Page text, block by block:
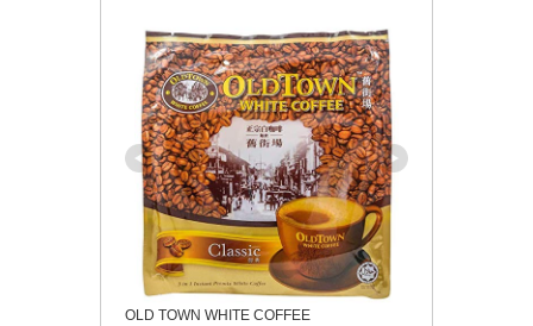
OLD TOWN WHITE COFFEE